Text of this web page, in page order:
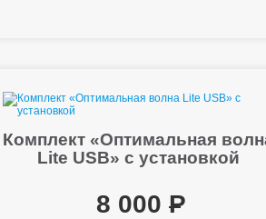
Комплект «Оптимальная
Lite USB» с установкой
8 000